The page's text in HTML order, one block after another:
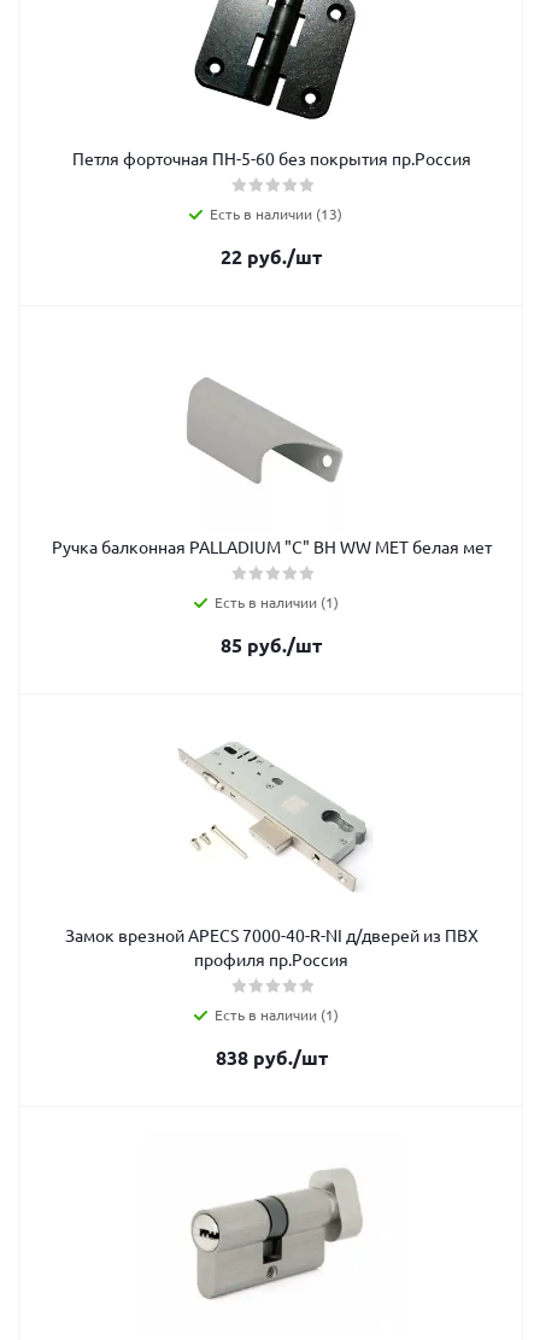
Петля форточная ПН-5-60 без покрытия пр.Россия
Есть в наличии (13)
22 руб./шт
Ручка балконная PALLADIUM "C" BH WW MET белая мет
Есть в наличии (1)
85 руб./шт
Замок врезной APECS 7000-40-R-NI д/дверей из ПВХ
профиля пр.Россия
Есть в наличии (1)
838руб./шт